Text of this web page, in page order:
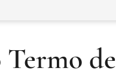
Termo de